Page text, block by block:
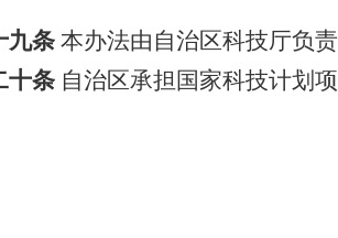
九条 本办法由自治区科技厅负
十条 自治区承担国家科技计划